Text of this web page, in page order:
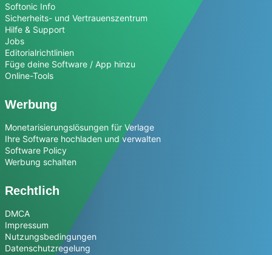
Softonic Info
Sicherheits- und Vertrauenszentrum
Hilfe & Support
Jobs
Editorialrichtlinien
Füge deine Software / App hinzu
Online-Tools
Werbung
Monetarisierungslösungen für Verlage
Ihre Software hochladen und verwalten
Software Policy
Werbung schalten
Rechtlich
DMCA
Impressum
Nutzungsbedingungen
Datenschutzregelung